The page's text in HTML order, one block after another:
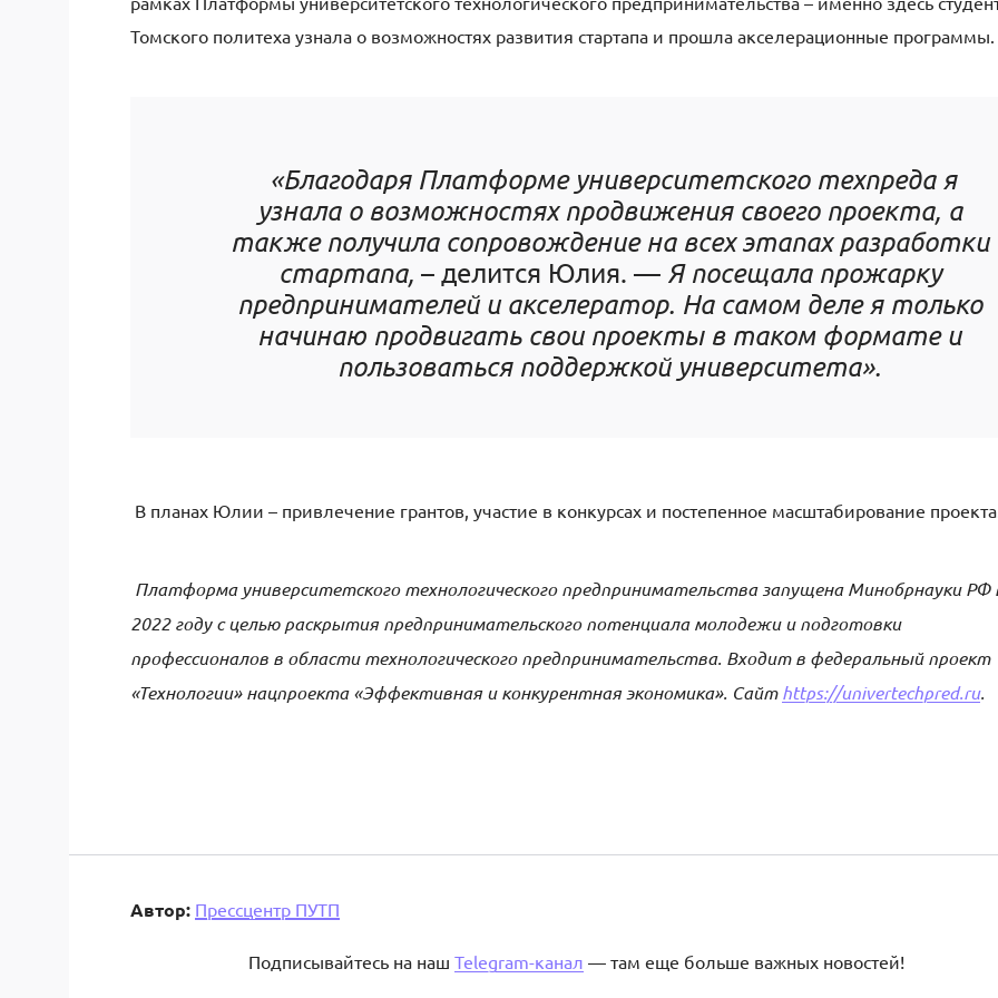
Томского политеха узнала о возможностях развития стартапа и прошла акселерационные программы.
«Благодаря Платформе университетского техпреда я
узнала о возможностях продвижения своего проекта, а
также получила сопровождение на всех этапах разработки
стартапа, – делится Юлия. — Я посещала прожарку
предпринимателей и акселератор. На самом деле я только
начинаю продвигать свои проекты в таком формате и
пользоваться поддержкой университета».
В планах Юлии – привлечение грантов, участие в конкурсах и постепенное масштабирование
Платформа университетского технологического предпринимательства запущена Минобрнауки РФ
2022 году с целью раскрытия предпринимательского потенциала молодежи и подготовки
профессионалов в области технологического предпринимательства. Входит в федеральный проект
«Технологии» нацпроекта «Эффективная и конкурентная экономика». Сайтhttps://univertechpred.ru.
Автор: Прессцентр ПУТП
Подписывайтесь на наш Telegram-канал — там еще больше важных новостей!